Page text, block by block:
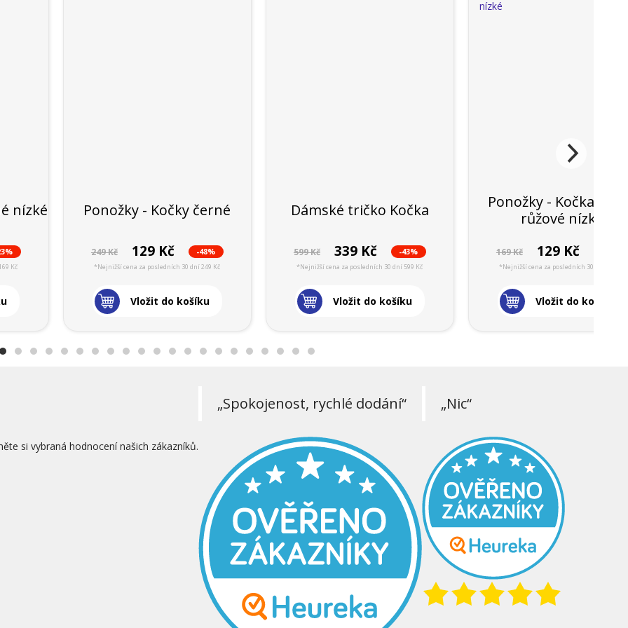
Ponožky - Kočky černé
249 Kč 129 Kč -48%
*Nejnižší cena za posledních 30 dní 249 Kč
Vložit do košíku
Dámské tričko Kočka
599 Kč 339 Kč -43%
*Nejnižší cena za posledních 30 dní 599 Kč
Vložit do košíku
Ponožky - Kočka
růžové nízké
169 Kč 129 Kč
*Nejnižší cena za posledních 30 dní 169 Kč
Vložit do košíku
nízké
Kč
si vybraná hodnocení našich zákazníků.
„Spokojenost, rychlé dodání“ „Nic“